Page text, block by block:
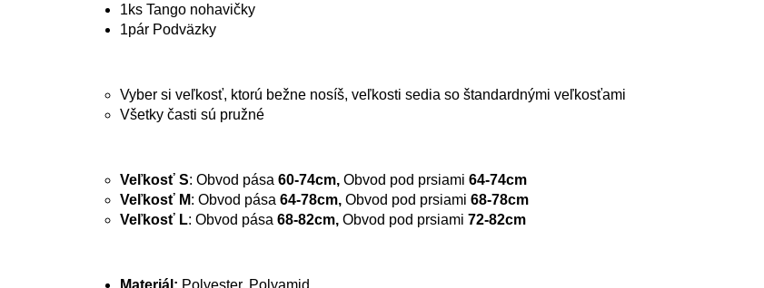
1ks Tango nohavičky
1pár Podväzky
Vyber si veľkosť, ktorú bežne nosíš, veľkosti sedia so štandardnými veľkosťami
Všetky časti sú pružné
Veľkosť S: Obvod pása 60-74cm, Obvod pod prsiami 64-74cm
Veľkosť M: Obvod pása 64-78cm, Obvod pod prsiami 68-78cm
Veľkosť L: Obvod pása 68-82cm, Obvod pod prsiami 72-82cm
Materiál: Polyester, Polyamid